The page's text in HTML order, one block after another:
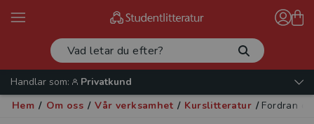
Handlar som:
Privatkund
Hem / Om oss / Vår verksamhet / Kurslitteratur / Fordran